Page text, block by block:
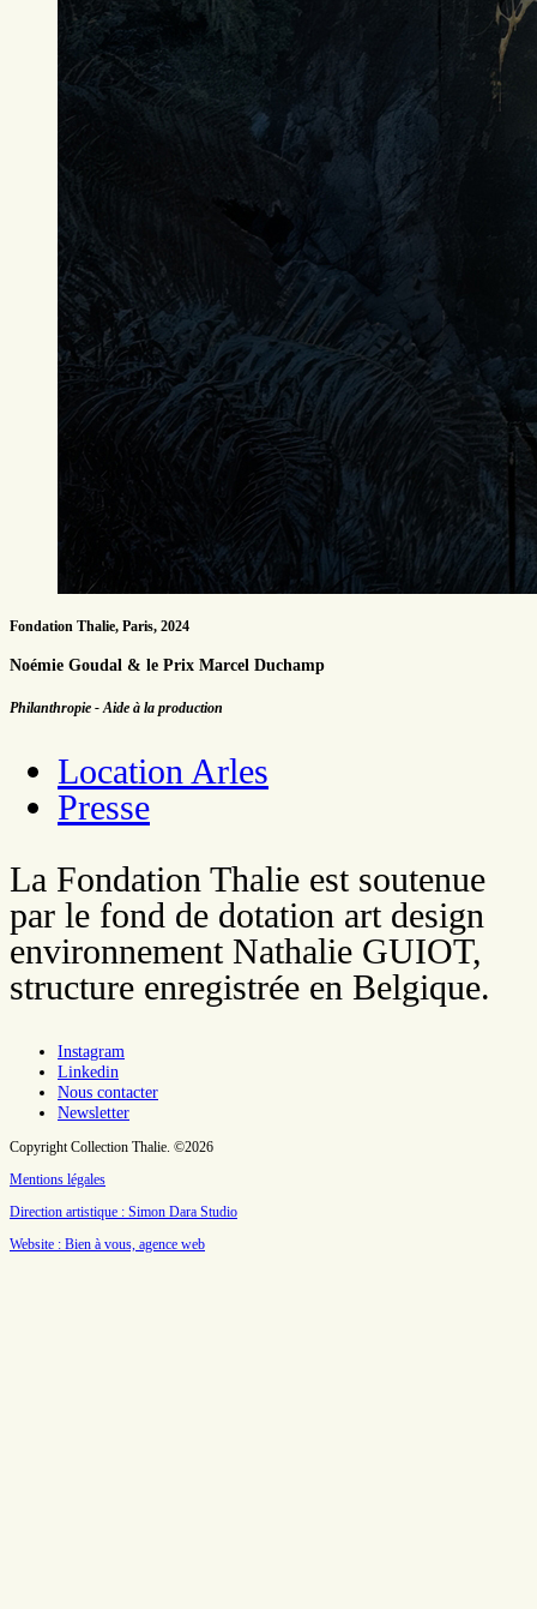
Fondation Thalie, Paris, 2024
Noémie Goudal & le Prix Marcel Duchamp
Philanthropie - Aide à la production
Location Arles
Presse
La Fondation Thalie est soutenue
par le fond de dotation art design
environnement Nathalie GUIOT,
structure enregistrée en Belgique.
Instagram
Linkedin
Nous contacter
Newsletter
Copyright Collection Thalie. ©2026
Mentions légales
Direction artistique : Simon Dara Studio
Website : Bien à vous, agence web